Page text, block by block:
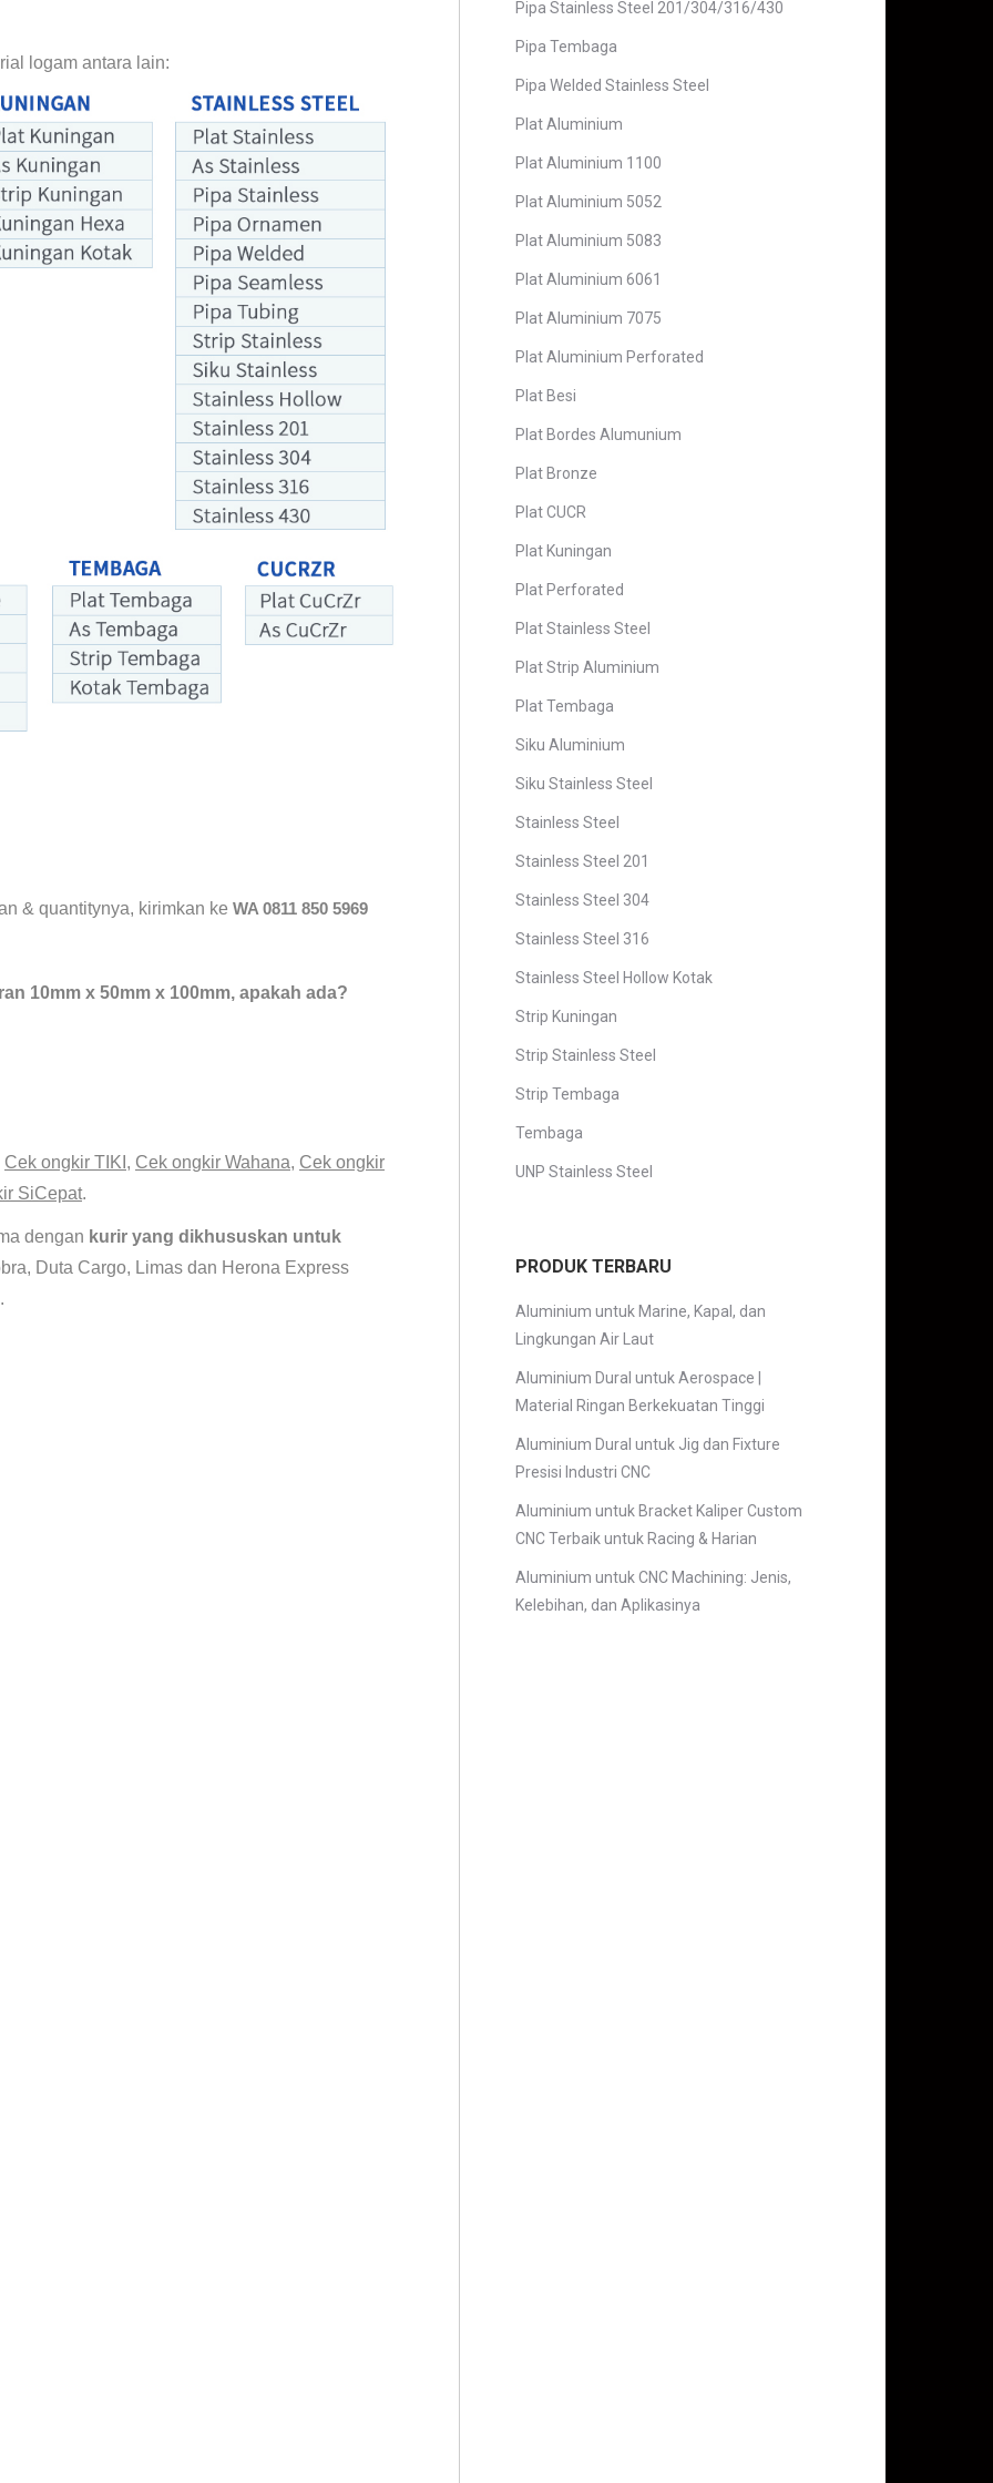
logam antara lain:
& quantitynya, kirimkan ke WA 0811 850 5969
10mm x 50mm x 100mm, apakah ada?
Cek ongkir TIKI , Cek ongkir Wahana, Cek ongkir
SiCepat.
dengan kurir yang dikhususkan untuk
Duta Cargo, Limas dan Herona Express
Pipa Stainless Steel 201/304/316/430
Pipa Tembaga
Pipa Welded Stainless Steel
Plat Aluminium
Plat Aluminium 1100
Plat Aluminium 5052
Plat Aluminium 5083
Plat Aluminium 6061
Plat Aluminium 7075
Plat Aluminium Perforated
Plat Besi
Plat Bordes Alumunium
Plat Bronze
Plat CUCR
Plat Kuningan
Plat Perforated
Plat Stainless Steel
Plat Strip Aluminium
Plat Tembaga
Siku Aluminium
Siku Stainless Steel
Stainless Steel
Stainless Steel 201
Stainless Steel 304
Stainless Steel 316
Stainless Steel Hollow Kotak
Strip Kuningan
Strip Stainless Steel
Strip Tembaga
Tembaga
UNP Stainless Steel
PRODUK TERBARU
Aluminium untuk Marine, Kapal, dan
Lingkungan Air Laut
Aluminium Dural untuk Aerospace |
Material Ringan Berkekuatan Tinggi
Aluminium Dural untuk Jig dan Fixture
Presisi Industri CNC
Aluminium untuk Bracket Kaliper Custom
CNC Terbaik untuk Racing & Harian
Aluminium untuk CNC Machining: Jenis,
Kelebihan, dan Aplikasinya